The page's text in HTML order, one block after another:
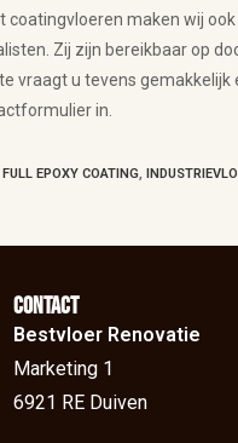
coatingvloeren maken wij
Zij zijn bereikbaar op
vraagt u tevens gemakkelijk
in.
FULL EPOXY COATING,
Contact
Bestvloer Renovatie
Marketing 1
6921 RE Duiven